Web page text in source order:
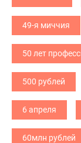
49-я миччия
50 лет
500 рублей
6 апреля
60млн рублей